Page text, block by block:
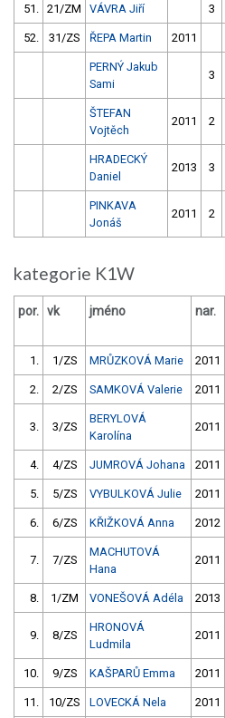
51. 21/ZM VÁVRA Jiří 3
52. 31/ZS ŘEPA Martin 2011
PERNÝ Jakub
Sami
3
ŠTEFAN
Vojtěch
2011 2
HRADECKÝ
Daniel
2013 3
PINKAVA
Jonáš
2011 2
kategorie K1W
por. vk jméno nar.
1. 1/ZS MRŮZKOVÁ Marie 2011
2. 2/ZS SAMKOVÁ Valerie 2011
3. 3/ZS
BERYLOVÁ
Karolína
2011
4. 4/ZS JUMROVÁ Johana 2011
5. 5/ZS VYBULKOVÁ Julie 2011
6. 6/ZS KŘIŽKOVÁ Anna 2012
7. 7/ZS
MACHUTOVÁ
Hana
2011
8. 1/ZM VONEŠOVÁ Adéla 2013
9. 8/ZS
HRONOVÁ
Ludmila
2011
10. 9/ZS KAŠPARŮ Emma 2011
11. 10/ZS LOVECKÁ Nela 2011